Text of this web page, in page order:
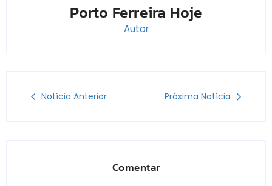
Porto Ferreira Hoje
Autor
Notícia Anterior Próxima Notícia
Comentar